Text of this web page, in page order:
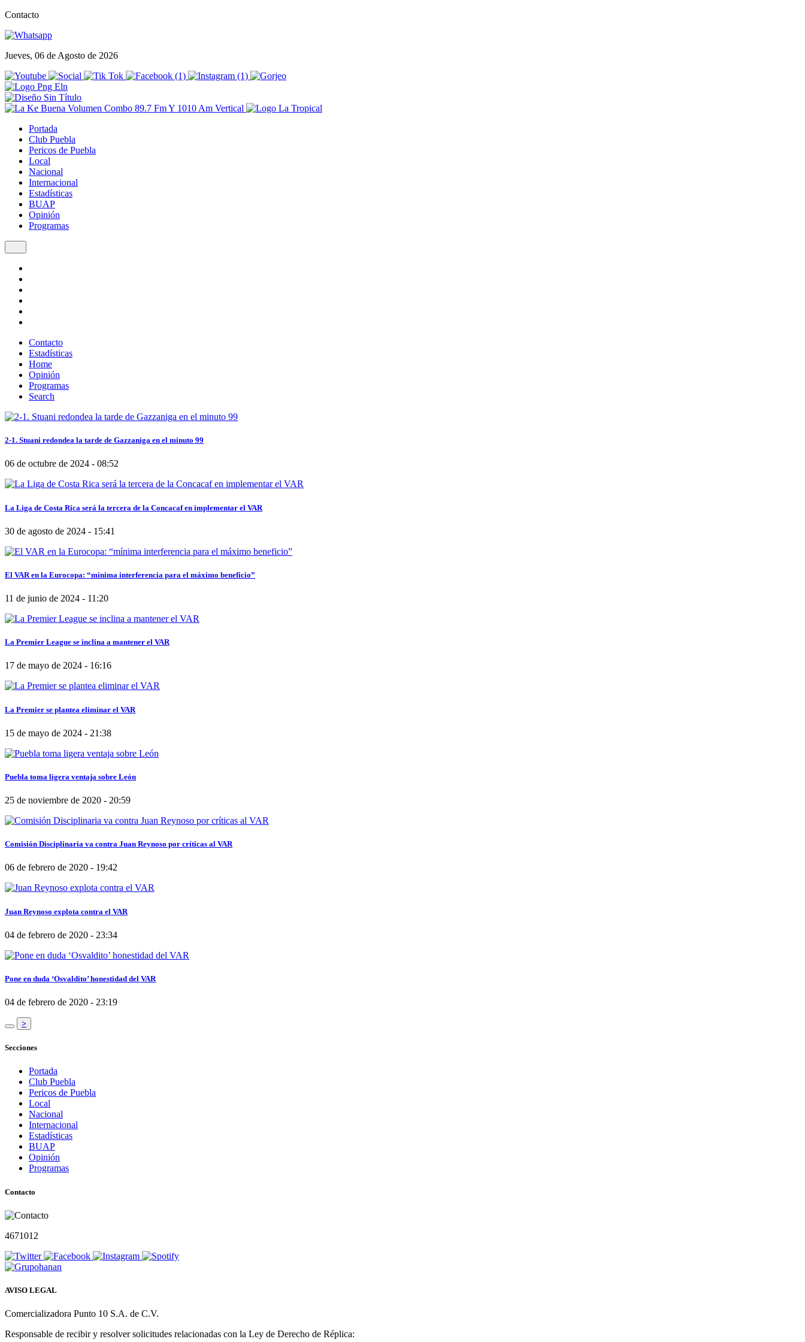
Contacto
Jueves, 06 de Agosto de 2026
Portada
Club Puebla
Pericos de Puebla
Local
Nacional
Internacional
Estadísticas
BUAP
Opinión
Programas
Contacto
Estadísticas
Home
Opinión
Programas
Search
2-1. Stuani redondea la tarde de Gazzaniga en el minuto 99
06 de octubre de 2024 - 08:52
La Liga de Costa Rica será la tercera de la Concacaf en implementar el VAR
30 de agosto de 2024 - 15:41
El VAR en la Eurocopa: “mínima interferencia para el máximo beneficio”
11 de junio de 2024 - 11:20
La Premier League se inclina a mantener el VAR
17 de mayo de 2024 - 16:16
La Premier se plantea eliminar el VAR
15 de mayo de 2024 - 21:38
Puebla toma ligera ventaja sobre León
25 de noviembre de 2020 - 20:59
Comisión Disciplinaria va contra Juan Reynoso por críticas al VAR
06 de febrero de 2020 - 19:42
Juan Reynoso explota contra el VAR
04 de febrero de 2020 - 23:34
Pone en duda ‘Osvaldito’ honestidad del VAR
04 de febrero de 2020 - 23:19
>
Secciones
Portada
Club Puebla
Pericos de Puebla
Local
Nacional
Internacional
Estadísticas
BUAP
Opinión
Programas
Contacto
4671012
AVISO LEGAL
Comercializadora Punto 10 S.A. de C.V.
Responsable de recibir y resolver solicitudes relacionadas con la Ley de Derecho de Réplica: